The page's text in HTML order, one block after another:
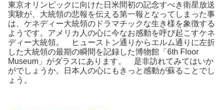
東京オリンピックに向けた日米間初の記念すべき衛星放送
実験が、大統領の悲報を伝える第一報となってしまった事
は、ケネディー大統領のドラマチックな生き様を象徴する
ようです。アメリカ人の心に今なお感動を呼び起こすケネ
ディー大統領。 ヒューストン通りからエルム通りに左折
した大統領の最期の瞬間を記録した博物館「6th Floor
Museum」がダラスにあります。 是非訪れてみてはいか
がでしょうか。日本人の心にもきっと感動が蘇ることでし
ょう。